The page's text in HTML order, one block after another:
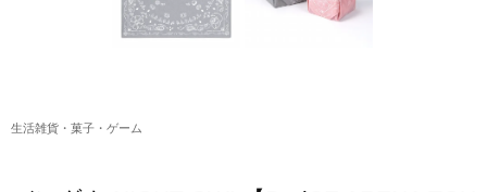
和田颯｜Wagic Hour Worksグッズ
スマホケース・モバイルバッテリー
生活雑貨・菓子・ゲーム